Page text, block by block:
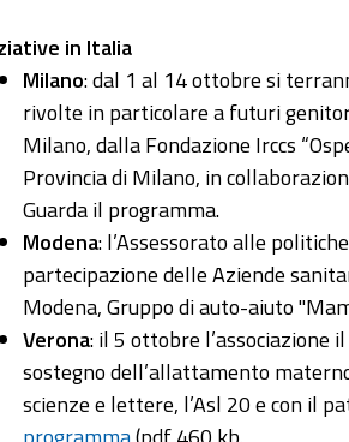
in Italia
Milano: dal 1 al 14 ottobre si
rivolte in particolare a futuri
Milano, dalla Fondazione Irccs
Provincia di Milano, in
Guarda il programma.
Modena: l’Assessorato alle
partecipazione delle Aziende
Modena, Gruppo di auto-aiuto
Verona: il 5 ottobre l’associazione
sostegno dell’allattamento
scienze e lettere, l’Asl 20 e con il